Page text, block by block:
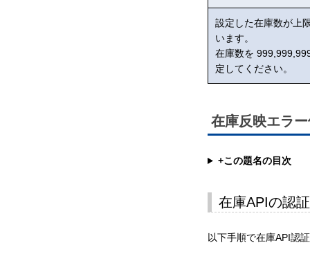
設定した在庫数が上
います。
在庫数を
定してください。
在庫反映エラ
+この題名の目次
在庫APIの認
以下手順で在庫API認